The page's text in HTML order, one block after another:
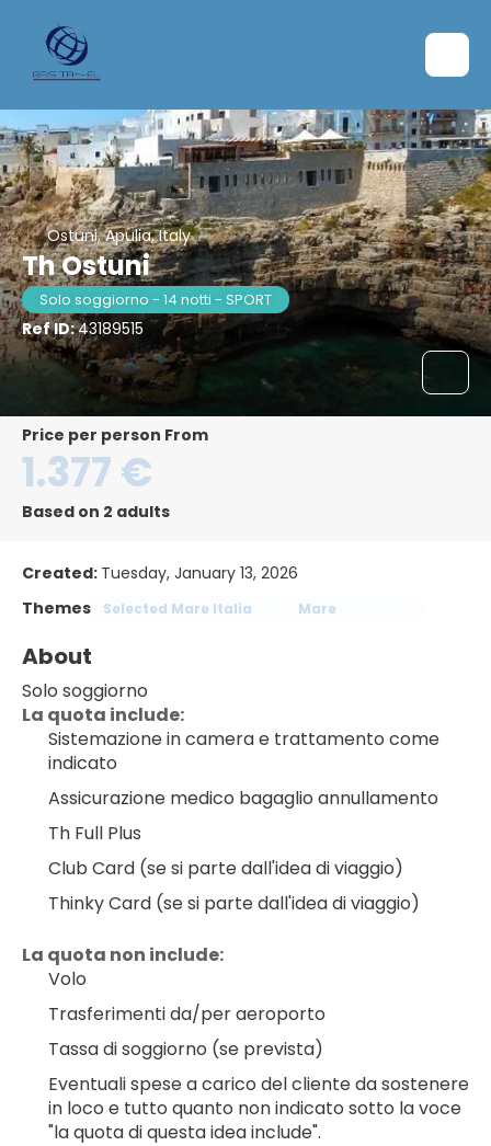
Ostuni, Apulia, Italy
Th Ostuni
Solo soggiorno - 14 notti - SPORT
Ref ID:43189515
price per person From
1.377 €
Based on 2 adults
Created: Tuesday, January 13, 2026
Themes
Selected Mare Italia Mare
About
Solo soggiorno
La quota include:
Sistemazione in camera e trattamento come
indicato
Assicurazione medico bagaglio annullamento
Th Full Plus
Club Card (se si parte dall'idea di viaggio)
Thinky Card (se si parte dall'idea di viaggio)
La quota non include:
Volo
Trasferimenti da/per aeroporto
Tassa di soggiorno (se prevista)
Eventuali spese a carico del cliente da sostenere
in loco e tutto quanto non indicato sotto la voce
"la quota di questa idea include".